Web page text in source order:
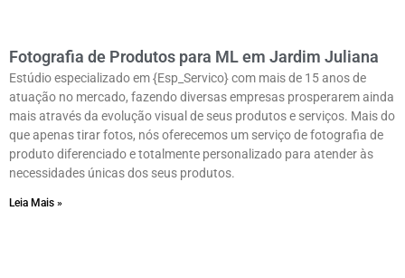
Fotografia de Produtos para ML em Jardim Juliana
Estúdio especializado em {Esp_Servico} com mais de 15 anos de
atuação no mercado, fazendo diversas empresas prosperarem ainda
mais através da evolução visual de seus produtos e serviços. Mais do
que apenas tirar fotos, nós oferecemos um serviço de fotografia de
produto diferenciado e totalmente personalizado para atender às
necessidades únicas dos seus produtos.
Leia Mais »